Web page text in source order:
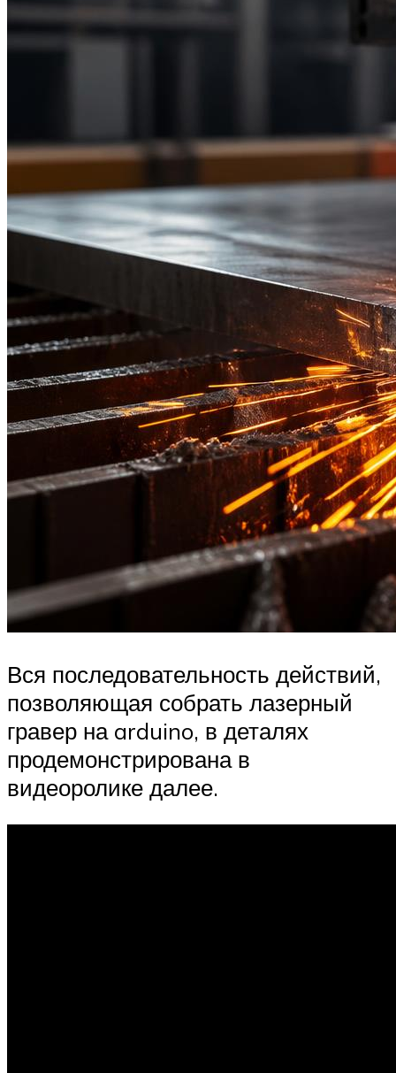
Вся последовательность действий,
позволяющая собрать лазерный
гравер на arduino, в деталях
продемонстрирована в
видеоролике далее.